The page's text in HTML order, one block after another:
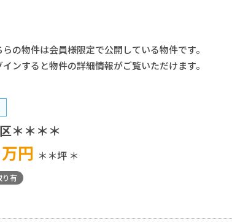
らの物件は会員様限定で公開している物件です。
インすると物件の詳細情報がご覧いただけます。
＊＊＊＊
万円 ＊＊坪 ＊
り有